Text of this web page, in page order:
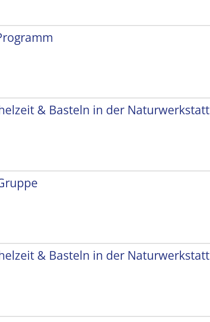
& Basteln in der Naturwerkstatt
& Basteln in der Naturwerkstatt